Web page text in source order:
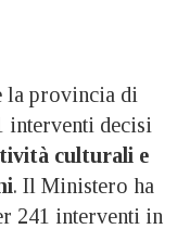
la provincia di
interventi decisi
culturali e
. Il Ministero ha
241 interventi in